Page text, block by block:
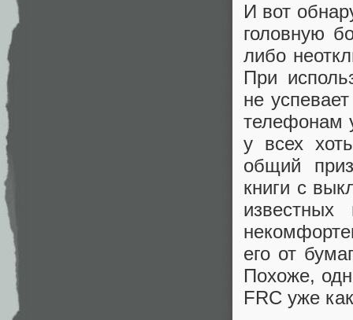
И вот
головную
либо
При
не
телефонам
у всех
общий
книги с
его от
Похоже,
FRC уже